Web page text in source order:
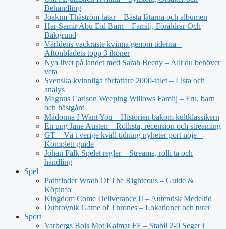
Behandling
Joakim Thåström-låtar – Bästa låtarna och albumen
Har Samir Abu Eid Barn – Familj, Föräldrar Och
Bakgrund
Världens vackraste kvinna genom tiderna –
Aftonbladets topp 3 ikoner
Nya livet på landet med Sarah Beeny – Allt du behöver
veta
Svenska kvinnliga författare 2000-talet – Lista och
analys
Magnus Carlson Weeping Willows Familj – Fru, barn
och hästgård
Madonna I Want You – Historien bakom kultklassikern
En ung Jane Austen – Rollista, recension och streaming
GT – Vä t verige kväll tidning nyheter port nöje –
Komplett guide
Johan Falk Spelet regler – Streama, rolli ta och
handling
Spel
Pathfinder Wrath Of The Righteous – Guide &
Köpinfo
Kingdom Come Deliverance II – Autentisk Medeltid
Dubrovnik Game of Thrones – Lokationer och turer
Sport
Varbergs Bois Mot Kalmar FF – Stabil 2-0 Seger i